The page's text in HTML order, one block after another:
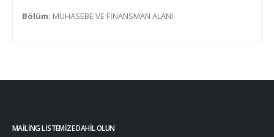
Bölüm: MUHASEBE VE FİNANSMAN ALANI
MAILING LISTEMIZE DAHIL OLUN